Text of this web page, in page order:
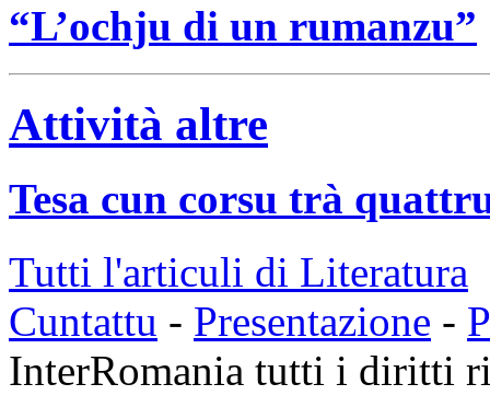
“L’ochju di un rumanzu”
Attività altre
Tesa cun corsu trà
Tutti l'articuli di Literatura
Cuntattu - Presentazione -
InterRomania tutti i diritti